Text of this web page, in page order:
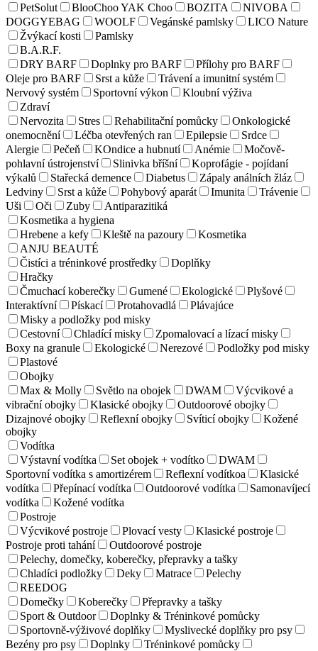
PetSolut
BlooChoo YAK Choo BOZITA
NIVOBA
DOGGYEBAG
WOOLF Vegánské pamlsky
LICO Nature
Žvýkací kosti
Pamlsky
B.A.R.F.
DRY BARF
Doplnky pro BARF
Přílohy pro BARF
Oleje pro BARF
Srst a kůže
Trávení a imunitní systém
Nervový systém
Sportovní výkon
Kloubní výživa
Zdraví
Nervozita
Stres Rehabilitační pomůcky
Onkologické
onemocnění
Léčba otevřených ran Epilepsie
Srdce
Alergie
Pečeň KOndice a hubnutí Anémie
Močově-
pohlavní ústrojenství
Slinivka bříšní
Koprofágie - pojídaní
výkalů
Stařecká demence Diabetus
Zápaly análních žláz
Ledviny
Srst a kůže Pohybový aparát Imunita
Trávenie
Uši
Oči Zuby
Antiparazitiká
Kosmetika a hygiena
Hrebene a kefy
Kleště na pazoury
Kosmetika
ANJU BEAUTÉ
Čistíci a tréninkové prostředky
Doplňky
Hračky
Čmuchací koberečky
Gumené Ekologické
Plyšové
Interaktívní
Pískací Protahovadlá
Plávajúce
Misky a podložky pod misky
Cestovní
Chladící misky
Zpomalovací a lízací misky
Boxy na granule
Ekologické Nerezové
Podložky pod misky
Plastové
Obojky
Max & Molly
Světlo na obojek DWAM
Výcvikové a
vibrační obojky
Klasické obojky
Outdoorové obojky
Dizajnové obojky
Reflexní obojky Svíticí obojky
Kožené
obojky
Vodítka
Výstavní vodítka
Set obojek + vodítko
DWAM
Sportovní vodítka s amortizérem
Reflexní vodítkoa
Klasické
vodítka
Přepínací vodítka Outdoorové vodítka
Samonavíjecí
vodítka
Kožené vodítka
Postroje
Výcvikové postroje
Plovací vesty
Klasické postroje
Postroje proti tahání
Outdoorové postroje
Pelechy, domečky, koberečky, přepravky a tašky
Chladíci podložky
Deky Matrace
Pelechy
REEDOG
Domečky
Koberečky
Přepravky a tašky
Sport & Outdoor
Doplnky & Tréninkové pomůcky
Sportovně-výživové doplňky
Myslivecké doplňky pro psy
Bezény pro psy
Doplnky
Tréninkové pomůcky